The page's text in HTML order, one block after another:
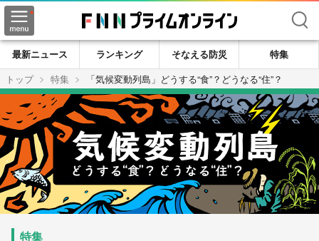
検索
最新ニュース ランキング そなえる防災
特集
トップ
特集 「気候変動列島」どうする“食”？どうなる“住”？